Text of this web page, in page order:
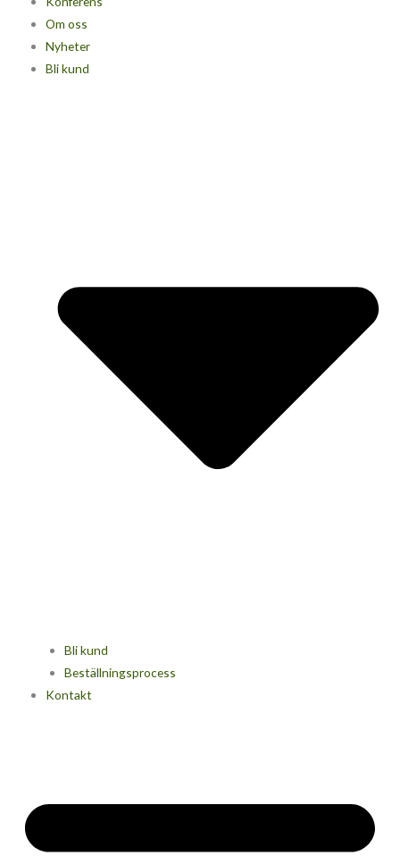
Om oss
Nyheter
Bli kund
Bli kund
Beställningsprocess
Kontakt